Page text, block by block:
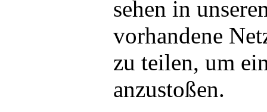
sehen in
vorhandene
zu teilen, um
anzustoßen.